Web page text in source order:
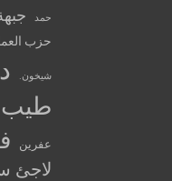
حمد
حزب
شيخون.
طيب
عفرين
لاجئ